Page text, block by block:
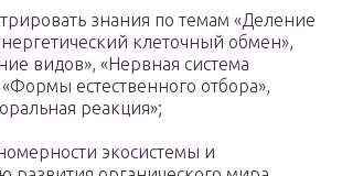
знания по темам «Деление
клеточный обмен»,
видов», «Нервная система
естественного отбора»,
реакция»;
экосистемы и